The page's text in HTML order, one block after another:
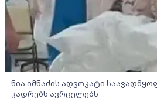
ნია იმნაძის ადვოკატი
კადრებს ავრცელებს